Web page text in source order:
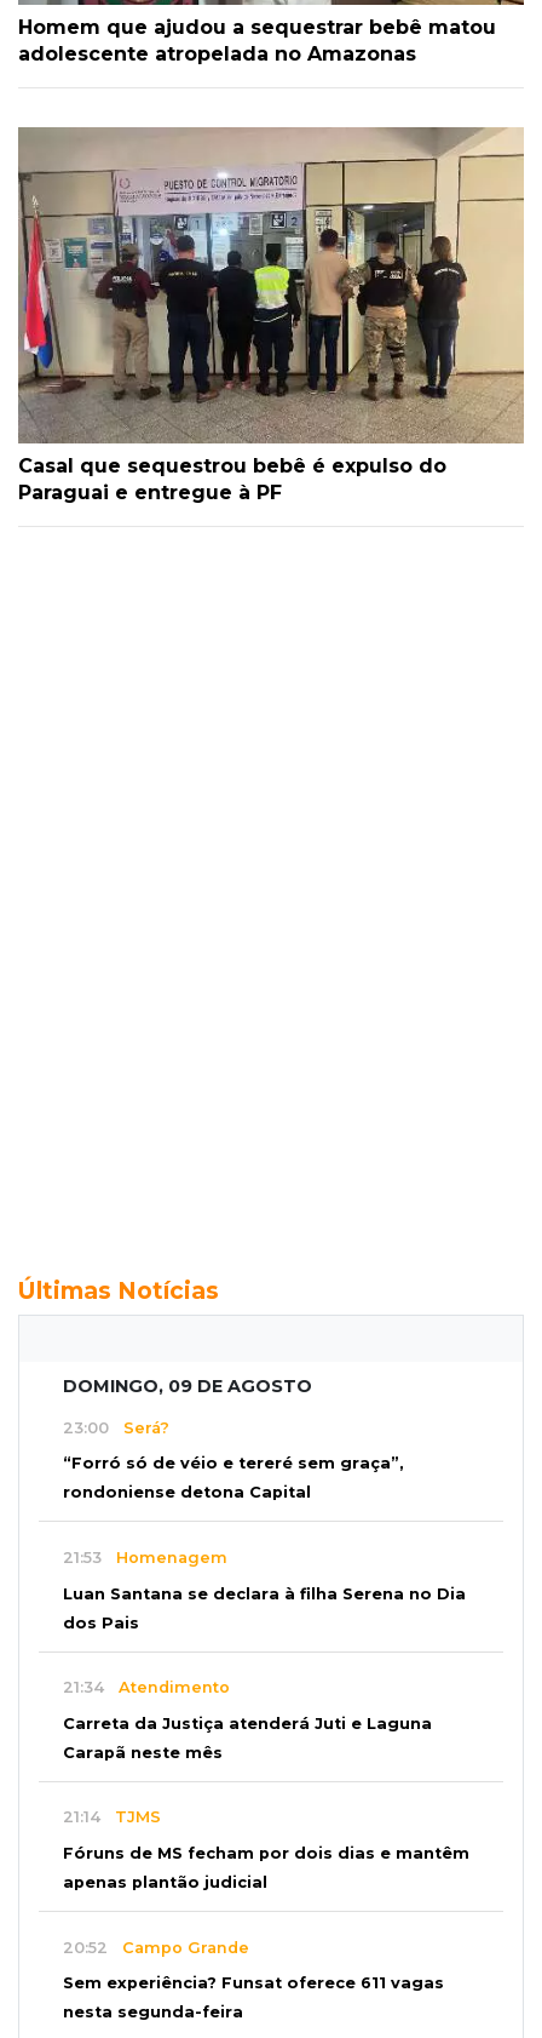
Homem que ajudou a sequestrar bebê matou
adolescente atropelada no Amazonas
Casal que sequestrou bebê é expulso do
Paraguai e entregue à PF
Últimas Notícias
DOMINGO, 09 DE AGOSTO
23:00 Será?
“Forró só de véio e tereré sem graça”,
rondoniense detona Capital
21:53 Homenagem
Luan Santana se declara à filha Serena no Dia
dos Pais
21:34 Atendimento
Carreta da Justiça atenderá Juti e Laguna
Carapã neste mês
21:14 TJMS
Fóruns de MS fecham por dois dias e mantêm
apenas plantão judicial
20:52 Campo Grande
Sem experiência? Funsat oferece 611 vagas
nesta segunda-feira